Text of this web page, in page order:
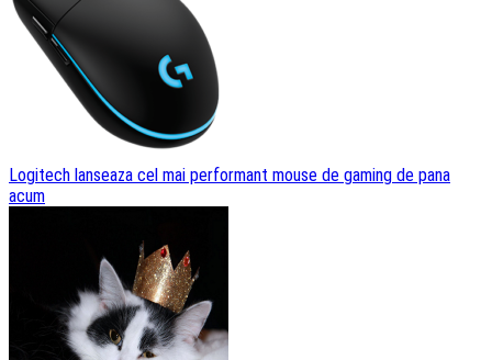
Logitech lanseaza cel mai performant mouse de gaming de pana
acum